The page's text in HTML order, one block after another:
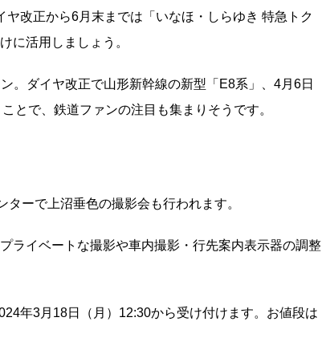
改正から6月末までは「いなほ・しらゆき 特急トク
に活用しましょう。
。ダイヤ改正で山形新幹線の新型「E8系」、4月6日
とで、鉄道ファンの注目も集まりそうです。
ーで上沼垂色の撮影会も行われます。
ライベートな撮影や車内撮影・行先案内表示器の調整
年3月18日（月）12:30から受け付けます。お値段は